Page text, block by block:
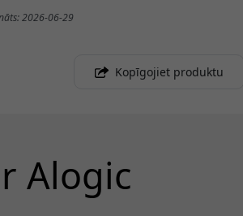
2026-06-29
Kopīgojiet produktu
Alogic